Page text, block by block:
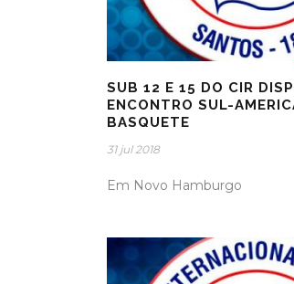
SUB 12 E 15 DO CIR
ENCONTRO SUL-
BASQUETE
31 jul 2018
Em Novo Hamburgo